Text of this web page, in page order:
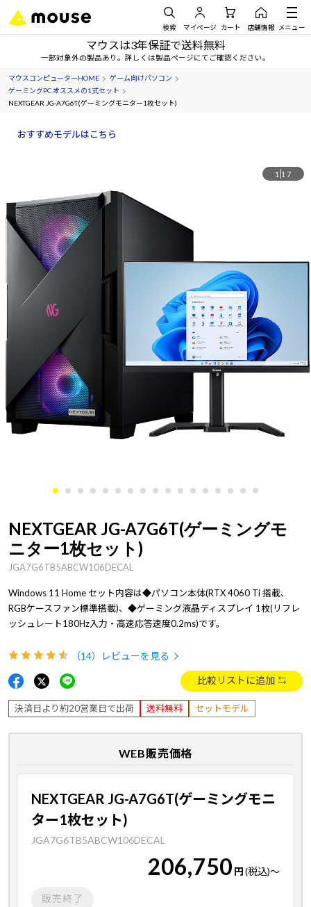
検索 マイページ カート 店舗情報 メニュー
マウスは3年保証で送料無料
一部対象外の製品あり。詳しくは製品ページにてご確認ください。
マウスコンピューターHOME
ゲーム向けパソコン
ゲーミングPC オススメの1式セット
NEXTGEAR JG-A7G6T(ゲーミングモニター1枚セット)
おすすめモデルはこちら
1 17
NEXTGEAR JG-A7G6T(ゲーミングモ
ニター1枚セット)
JGA7G6TB5ABCW106DECAL
Windows 11 Home セット内容は◆パソコン本体(RTX 4060 Ti 搭載、
RGBケースファン標準搭載)、◆ゲーミング液晶ディスプレイ 1枚(リフレ
ッシュレート180Hz入力・高速応答速度0.2ms)です。
（14） レビューを見る
比較リストに追加
決済日より約20営業日で出荷 送料無料 セットモデル
WEB販売価格
NEXTGEAR JG-A7G6T(ゲーミングモニ
ター1枚セット)
JGA7G6TB5ABCW106DECAL
206,750 円(税込)～
販売終了